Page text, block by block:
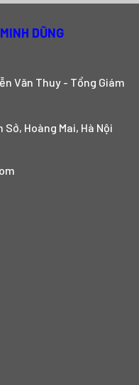
DŨNG
Văn Thuy - Tổng Giám
Sở, Hoàng Mai, Hà Nội